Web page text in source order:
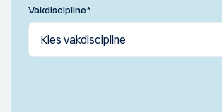
Vakdiscipline*